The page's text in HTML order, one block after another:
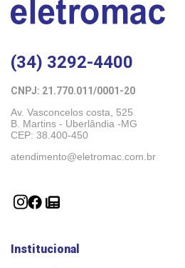
(34) 3292-4400
CNPJ: 21.770.011/0001-20
Av. Vasconcelos costa, 525
B. Martins - Uberlândia -MG
CEP: 38.400-450
atendimento@eletromac.com.br
Institucional